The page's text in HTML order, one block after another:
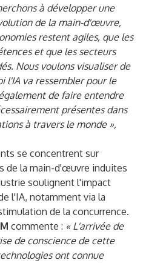
à développer une
de la main-d'œuvre,
restent agiles, que les
et que les secteurs
Nous voulons visualiser de
l'IA va ressembler pour le
de faire entendre
présentes dans
à travers le monde »,
se concentrent sur
de la main-d'œuvre induites
soulignent l'impact
l'IA, notamment via la
de la concurrence.
commente : « L'arrivée de
de conscience de cette
ont connue